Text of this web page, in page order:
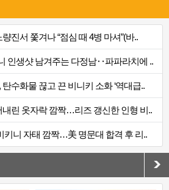
진서 쫓겨나 “점심 때 4병 마셔”(바..
인생샷 남겨주는 다정남‥파파라치에 ..
수화물 끊고 끈 비니키 소화 ‘역대급..
내린 옷자락 깜짝…리즈 갱신한 인형 비..
키니 자태 깜짝…美 명문대 합격 후 리..